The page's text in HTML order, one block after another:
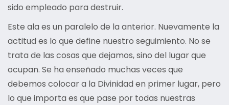
sido empleado para destruir.
Este ala es un paralelo de la anterior. Nuevamente la
actitud es lo que define nuestro seguimiento. No se
trata de las cosas que dejamos, sino del lugar que
ocupan. Se ha enseñado muchas veces que
debemos colocar a la Divinidad en primer lugar, pero
lo que importa es que pase por todas nuestras